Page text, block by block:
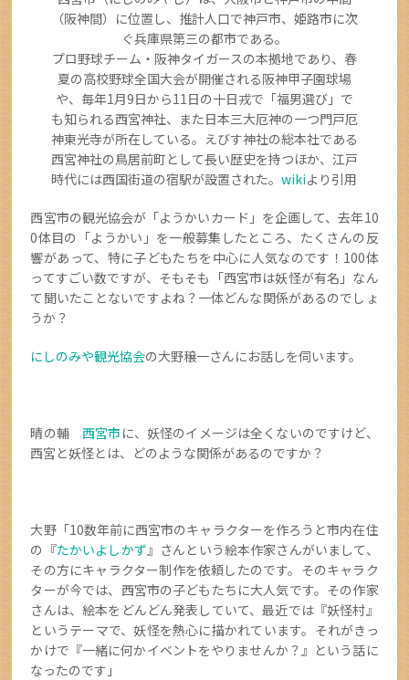
（阪神間）に位置し、推計人口で神戸市、姫路市に次
ぐ兵庫県第三の都市である。
プロ野球チーム・阪神タイガースの本拠地であり、春
夏の高校野球全国大会が開催される阪神甲子園球場
や、毎年1月9日から11日の十日戎で「福男選び」で
も知られる西宮神社、また日本三大厄神の一つ門戸厄
神東光寺が所在している。えびす神社の総本社である
西宮神社の鳥居前町として長い歴史を持つほか、江戸
時代には西国街道の宿駅が設置された。wikiより引用
西宮市の観光協会が「ようかいカード」を企画して、去年10
0体目の「ようかい」を一般募集したところ、たくさんの反
響があって、特に子どもたちを中心に人気なのです！100体
ってすごい数ですが、そもそも「西宮市は妖怪が有名」なん
て聞いたことないですよね？一体どんな関係があるのでしょ
うか？
にしのみや観光協会の大野穣一さんにお話しを伺います。
晴の輔 西宮市 に、妖怪のイメージは全くないのですけど、
西宮と妖怪とは、どのような関係があるのですか？
大野「10数年前に西宮市のキャラクターを作ろうと市内在住
の『たかいよしかず 』さんという絵本作家さんがいまして、
その方にキャラクター制作を依頼したのです。そのキャラク
ターが今では、西宮市の子どもたちに大人気です。その作家
さんは、絵本をどんどん発表していて、最近では『妖怪村』
というテーマで、妖怪を熱心に描かれています。それがきっ
かけで『一緒に何かイベントをやりませんか？』という話に
なったのです」